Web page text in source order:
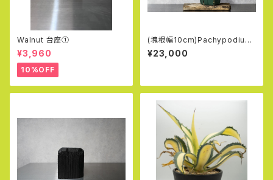
Walnut 台座①
¥3,960
10%OFF
(塊根幅10cm)Pachypodium
Densiflorum
¥23,000